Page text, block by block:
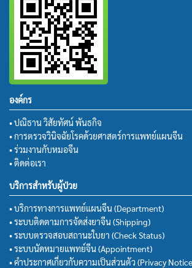
องค์กร
• ปณิธาน วิสัยทัศน์ พันธกิจ
• การตรวจวินิจฉัยโรคด้วยศาสตร์การแพทย์แผนจีน
• ร่วมงานกับหมอจีน
• ติดต่อเรา
บริการสำหรับผู้ป่วย
• บริการทางการแพทย์แผนจีน (Department)
• ระบบติดตามการจัดส่งยาจีน (Shipping)
• ระบบตรวจสอบสถานะใบยา (Check Status)
• ระบบนัดหมายแพทย์จีน (Appointment)
• คำประกาศเกี่ยวกับความเป็นส่วนตัว (Privacy